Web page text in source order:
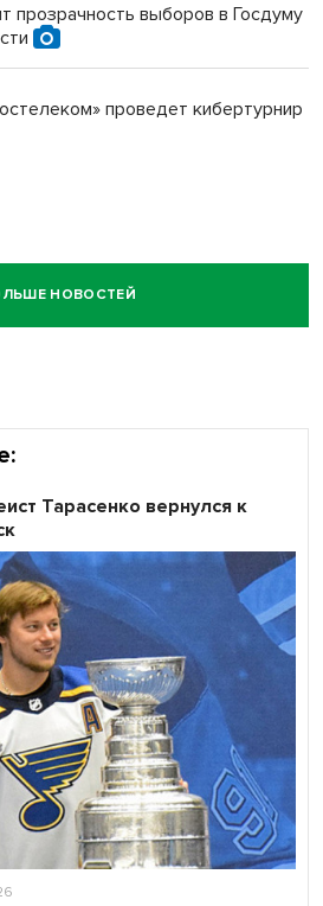
прозрачность выборов в Госдуму
проведет кибертурнир
НОВОСТЕЙ
Тарасенко вернулся к